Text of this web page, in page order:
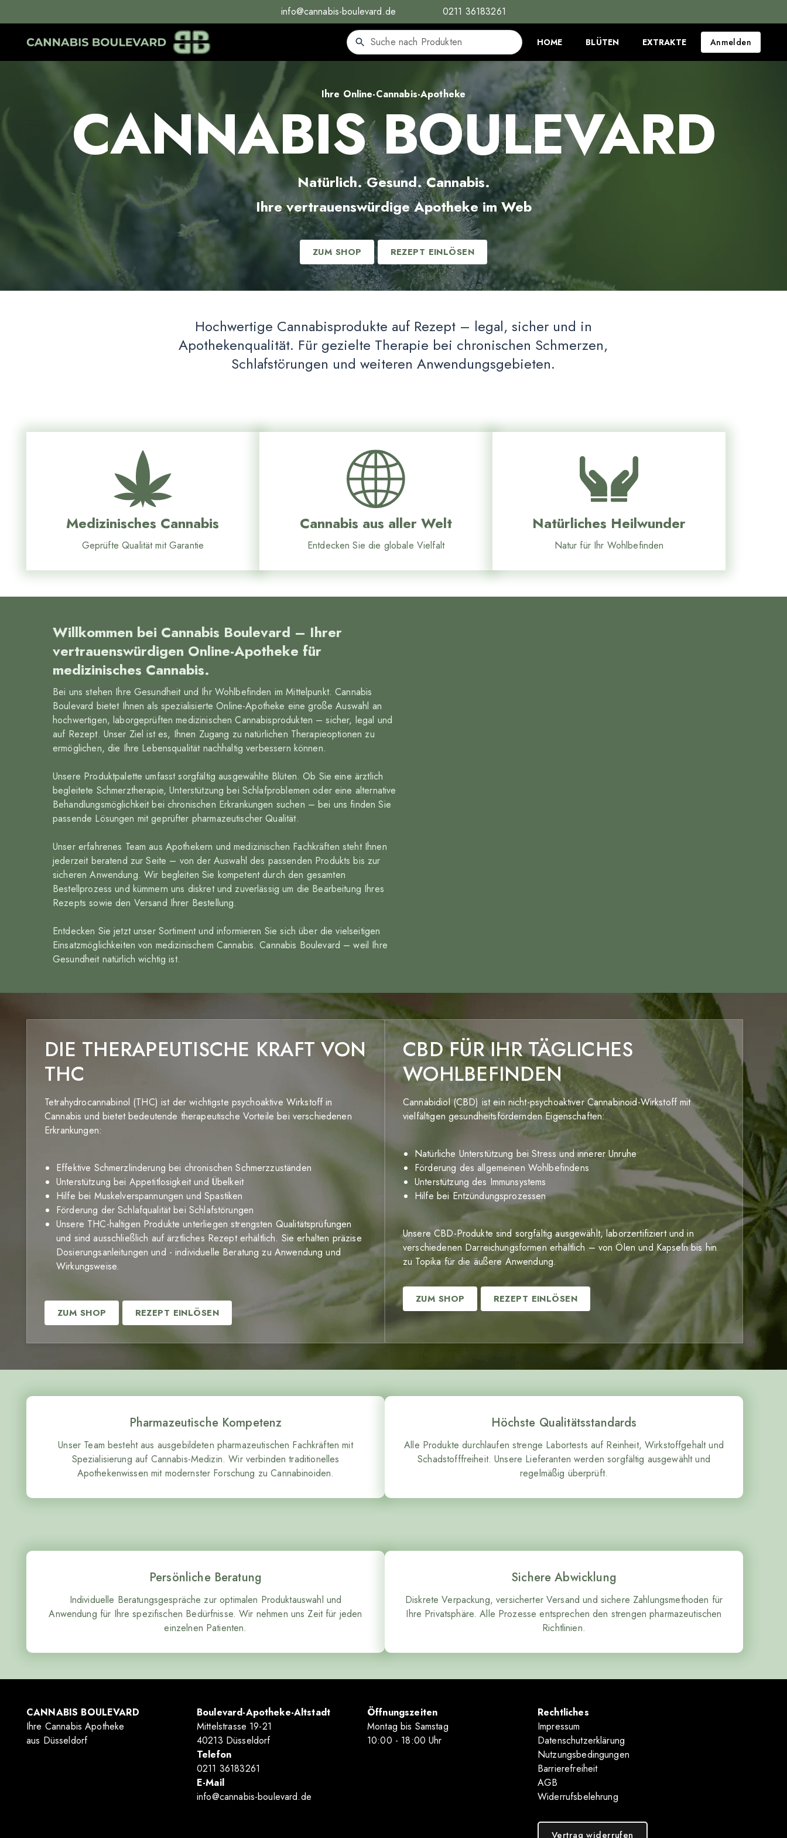
info@cannabis-boulevard.de 0211 36183261
HOME BLÜTEN EXTRAKTE Anmelden
Ihre Online-Cannabis-Apotheke
CANNABIS BOULEVARD
Natürlich. Gesund. Cannabis.
Ihre vertrauenswürdige Apotheke im Web
ZUM SHOP REZEPT EINLÖSEN
Hochwertige Cannabisprodukte auf Rezept – legal, sicher und in
Apothekenqualität. Für gezielte Therapie bei chronischen Schmerzen,
Schlafstörungen und weiteren Anwendungsgebieten.
Medizinisches Cannabis
Geprüfte Qualität mit Garantie
Cannabis aus aller Welt
Entdecken Sie die globale Vielfalt
Natürliches Heilwunder
Natur für Ihr Wohlbefinden
Willkommen bei Cannabis Boulevard – Ihrer
vertrauenswürdigen Online-Apotheke für
medizinisches Cannabis.
Bei uns stehen Ihre Gesundheit und Ihr Wohlbefinden im Mittelpunkt. Cannabis
Boulevard bietet Ihnen als spezialisierte Online-Apotheke eine große Auswahl an
hochwertigen, laborgeprüften medizinischen Cannabisprodukten – sicher, legal und
auf Rezept. Unser Ziel ist es, Ihnen Zugang zu natürlichen Therapieoptionen zu
ermöglichen, die Ihre Lebensqualität nachhaltig verbessern können.
Unsere Produktpalette umfasst sorgfältig ausgewählte Blüten. Ob Sie eine ärztlich
begleitete Schmerztherapie, Unterstützung bei Schlafproblemen oder eine alternative
Behandlungsmöglichkeit bei chronischen Erkrankungen suchen – bei uns finden Sie
passende Lösungen mit geprüfter pharmazeutischer Qualität.
Unser erfahrenes Team aus Apothekern und medizinischen Fachkräften steht Ihnen
jederzeit beratend zur Seite – von der Auswahl des passenden Produkts bis zur
sicheren Anwendung. Wir begleiten Sie kompetent durch den gesamten
Bestellprozess und kümmern uns diskret und zuverlässig um die Bearbeitung Ihres
Rezepts sowie den Versand Ihrer Bestellung.
Entdecken Sie jetzt unser Sortiment und informieren Sie sich über die vielseitigen
Einsatzmöglichkeiten von medizinischem Cannabis. Cannabis Boulevard – weil Ihre
Gesundheit natürlich wichtig ist.
DIE THERAPEUTISCHE KRAFT VON
THC
Tetrahydrocannabinol (THC) ist der wichtigste psychoaktive Wirkstoff in
Cannabis und bietet bedeutende therapeutische Vorteile bei verschiedenen
Erkrankungen:
Effektive Schmerzlinderung bei chronischen Schmerzzuständen
Unterstützung bei Appetitlosigkeit und Übelkeit
Hilfe bei Muskelverspannungen und Spastiken
Förderung der Schlafqualität bei Schlafstörungen
Unsere THC-haltigen Produkte unterliegen strengsten Qualitätsprüfungen
und sind ausschließlich auf ärztliches Rezept erhältlich. Sie erhalten präzise
Dosierungsanleitungen und - individuelle Beratung zu Anwendung und
Wirkungsweise.
ZUM SHOP REZEPT EINLÖSEN
CBD FÜR IHR TÄGLICHES
WOHLBEFINDEN
Cannabidiol (CBD) ist ein nicht-psychoaktiver Cannabinoid-Wirkstoff mit
vielfältigen gesundheitsfördernden Eigenschaften:
Natürliche Unterstützung bei Stress und innerer Unruhe
Förderung des allgemeinen Wohlbefindens
Unterstützung des Immunsystems
Hilfe bei Entzündungsprozessen
Unsere CBD-Produkte sind sorgfältig ausgewählt, laborzertifiziert und in
verschiedenen Darreichungsformen erhältlich – von Ölen und Kapseln bis hin
zu Topika für die äußere Anwendung.
ZUM SHOP REZEPT EINLÖSEN
Pharmazeutische Kompetenz
Unser Team besteht aus ausgebildeten pharmazeutischen Fachkräften mit
Spezialisierung auf Cannabis-Medizin. Wir verbinden traditionelles
Apothekenwissen mit modernster Forschung zu Cannabinoiden.
Höchste Qualitätsstandards
Alle Produkte durchlaufen strenge Labortests auf Reinheit, Wirkstoffgehalt und
Schadstofffreiheit. Unsere Lieferanten werden sorgfältig ausgewählt und
regelmäßig überprüft.
Persönliche Beratung
Individuelle Beratungsgespräche zur optimalen Produktauswahl und
Anwendung für Ihre spezifischen Bedürfnisse. Wir nehmen uns Zeit für jeden
einzelnen Patienten.
Sichere Abwicklung
Diskrete Verpackung, versicherter Versand und sichere Zahlungsmethoden für
Ihre Privatsphäre. Alle Prozesse entsprechen den strengen pharmazeutischen
Richtlinien.
CANNABIS BOULEVARD
Ihre Cannabis Apotheke
aus Düsseldorf
Boulevard-Apotheke-Altstadt
Mittelstrasse 19-21
40213 Düsseldorf
Telefon
0211 36183261
E-Mail
info@cannabis-boulevard.de
Öffnungszeiten
Montag bis Samstag
10:00 - 18:00 Uhr
Rechtliches
Impressum
Datenschutzerklärung
Nutzungsbedingungen
Barrierefreiheit
AGB
Widerrufsbelehrung
Vertrag widerrufen